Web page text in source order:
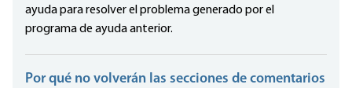
ayuda para resolver el problema generado por el
programa de ayuda anterior.
Por qué no volverán las secciones de comentarios